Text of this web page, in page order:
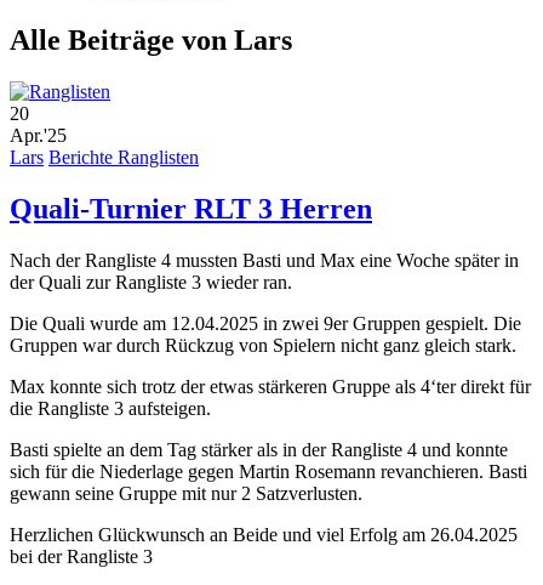
Alle Beiträge von Lars
20
Apr.'25
Lars Berichte Ranglisten
Quali-Turnier RLT 3 Herren
Nach der Rangliste 4 mussten Basti und Max eine Woche später in
der Quali zur Rangliste 3 wieder ran.
Die Quali wurde am 12.04.2025 in zwei 9er Gruppen gespielt. Die
Gruppen war durch Rückzug von Spielern nicht ganz gleich stark.
Max konnte sich trotz der etwas stärkeren Gruppe als 4‘ter direkt für
die Rangliste 3 aufsteigen.
Basti spielte an dem Tag stärker als in der Rangliste 4 und konnte
sich für die Niederlage gegen Martin Rosemann revanchieren. Basti
gewann seine Gruppe mit nur 2 Satzverlusten.
Herzlichen Glückwunsch an Beide und viel Erfolg am 26.04.2025
bei der Rangliste 3